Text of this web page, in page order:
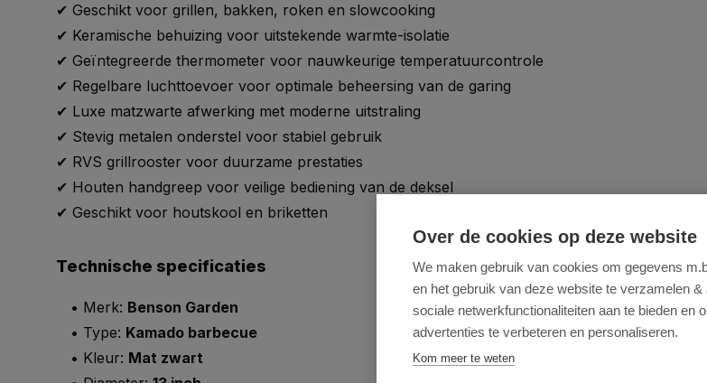
✔ Geschikt voor grillen, bakken, roken en slowcooking
✔ Keramische behuizing voor uitstekende warmte-isolatie
✔ Geïntegreerde thermometer voor nauwkeurige temperatuurcontrole
✔ Regelbare luchttoevoer voor optimale beheersing van de garing
✔ Luxe matzwarte afwerking met moderne uitstraling
✔ Stevig metalen onderstel voor stabiel gebruik
✔ RVS grillrooster voor duurzame prestaties
✔ Houten handgreep voor veilige bediening van de deksel
✔ Geschikt voor houtskool en briketten
Technische specificaties
• Merk: Benson Garden
• Type: Kamado barbecue
• Kleur: Mat zwart
Over de cookies op deze website
We maken gebruik van cookies om gegevens
en het gebruik van deze website te verzamelen &
sociale netwerkfunctionaliteiten aan te bieden en
advertenties te verbeteren en personaliseren.
Kom meer te weten